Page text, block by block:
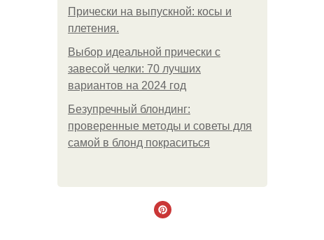
Прически на выпускной: косы и
плетения.
Выбор идеальной прически с
завесой челки: 70 лучших
вариантов на 2024 год
Безупречный блондинг:
проверенные методы и советы для
самой в блонд покраситься